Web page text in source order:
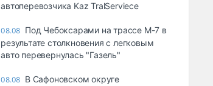
автоперевозчика Kaz TralServiece
08.08 Под Чебоксарами на трассе М-7 в
результате столкновения с легковым
авто перевернулась "Газель"
08.08 В Сафоновском округе